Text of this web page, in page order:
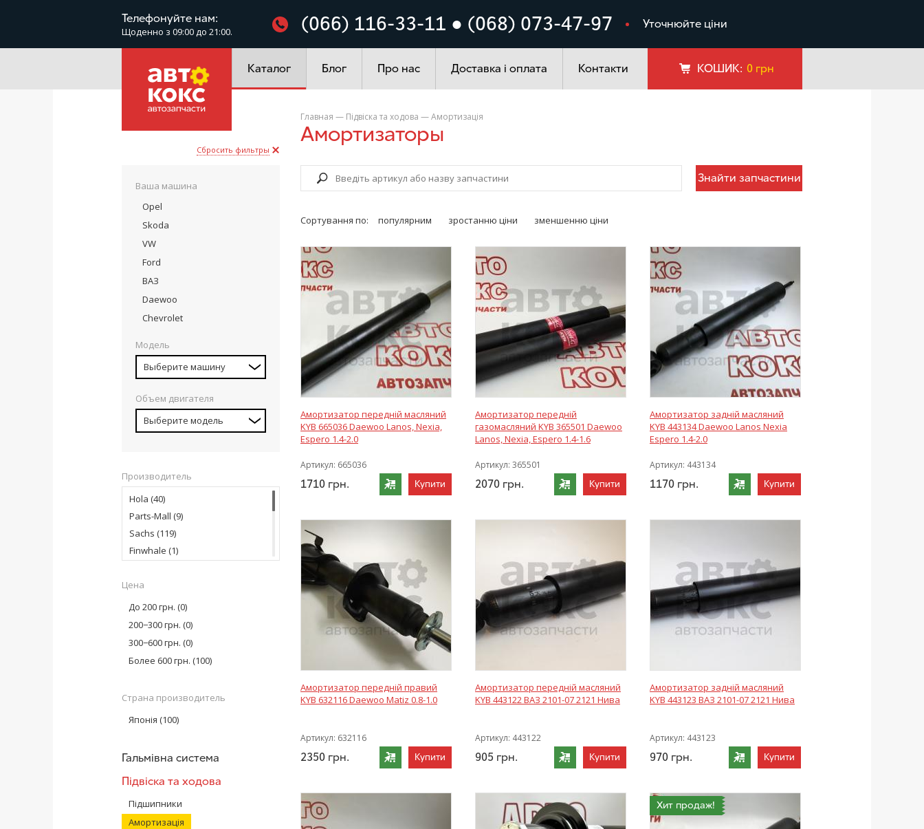
Телефонуйте нам:
Щоденно з 09:00 до 21:00. (066) 116-33-11 ● (068) 073-47-97 Уточнюйте ціни
Каталог
Електроустаткування Автохімія
Блог Про нас Доставка і оплата Контакти КОШИК: 0грн
Сбросить фильтры
Ваша машина
Opel
Skoda
VW
Ford
ВАЗ
Daewoo
Chevrolet
Модель
Выберите машину
Объем двигателя
Выберите модель
Производитель
Hola (40)
Parts-Mall (9)
Sachs (119)
Finwhale (1)
TRW
KYB Industry(100)
Monroe
Bilstein(22)
Glober(2)
SATO tech (21)
Optimal
Цена
До 200 грн. (0)
200−300 грн. (0)
300−600 грн. (0)
Более 600 грн. (100)
Страна производитель
Японія (100)
Гальмівна система
Підвіска та ходова
Підшипники
Амортизація
Главная — Підвіска та ходова —Амортизація
Амортизаторы
Знайти запчастини
Сортування по: популярним зростанню ціни зменшенню ціни
Амортизатор передній масляний
KYB 665036 Daewoo Lanos, Nexia,
Espero 1.4-2.0
Артикул: 665036
1710 грн. Купити
Амортизатор передній
газомасляний KYB 365501 Daewoo
Lanos, Nexia, Espero 1.4-1.6
Артикул: 365501
2070 грн. Купити
Амортизатор задній масляний
KYB 443134 Daewoo Lanos Nexia
Espero 1.4-2.0
Артикул: 443134
1170 грн. Купити
Амортизатор передній правий
KYB 632116 Daewoo Matiz 0.8-1.0
Артикул: 632116
2350 грн. Купити
Амортизатор передній масляний
KYB 443122 ВАЗ 2101-07 2121 Нива
Артикул: 443122
905 грн. Купити
Амортизатор задній масляний
KYB 443123 ВАЗ 2101-07 2121 Нива
Артикул: 443123
970 грн. Купити
Хит продаж!